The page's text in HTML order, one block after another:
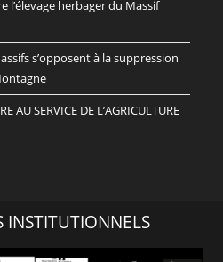
l’élevage herbager du Massif
s’opposent à la suppression
AU SERVICE DE L’AGRICULTURE
INSTITUTIONNELS